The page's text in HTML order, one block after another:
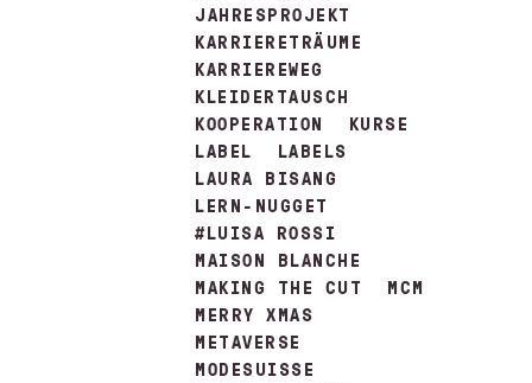
JAHRESPROJEKT
KARRIERETRÄUME
KARRIEREWEG
KLEIDERTAUSCH
KOOPERATION
KURSE
LABEL
LABELS
LAURA BISANG
LERN-NUGGET
#LUISA ROSSI
MAISON BLANCHE
MAKING THE CUT
MCM
MERRY XMAS
METAVERSE
MODESUISSE